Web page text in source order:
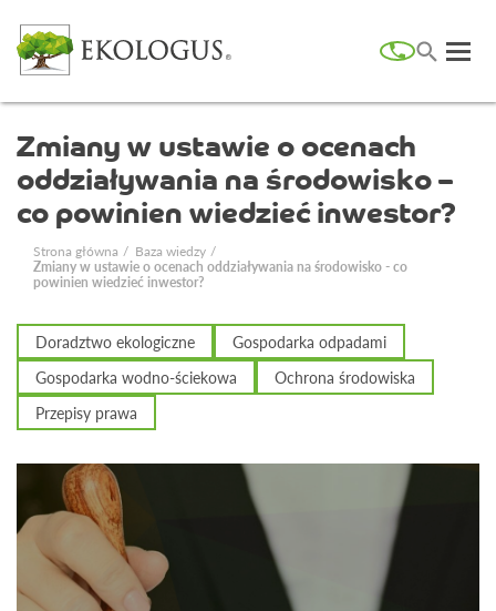
Zmiany w ustawie o ocenach
oddziaływania na środowisko –
co powinien wiedzieć inwestor?
Strona główna
Baza wiedzy
Zmiany w ustawie o ocenach oddziaływania na środowisko - co
powinien wiedzieć inwestor?
Doradztwo ekologiczne
Gospodarka odpadami
Gospodarka wodno-ściekowa
Ochrona środowiska
Przepisy prawa